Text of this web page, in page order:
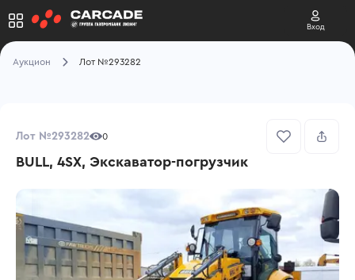
Вход
Аукцион Лот №293282
Лот №293282 0
BULL, 4SX, Экскаватор-погрузчик